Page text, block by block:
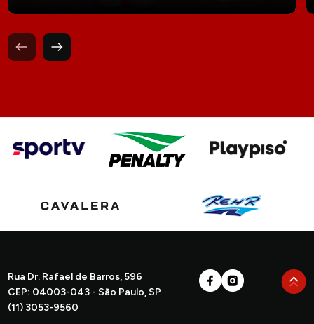
Rua Dr. Rafael de Barros, 596
CEP: 04003-043 - São Paulo, SP
(11) 3053-9560